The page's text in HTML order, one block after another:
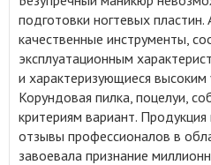
подготовки ногтевых пластин.
качественные инструменты,
эксплуатационным
и характеризующиеся высоким
Корундовая пилка, поцелуи,
критериям вариант.
отзывы профессионалов в
завоевала признание